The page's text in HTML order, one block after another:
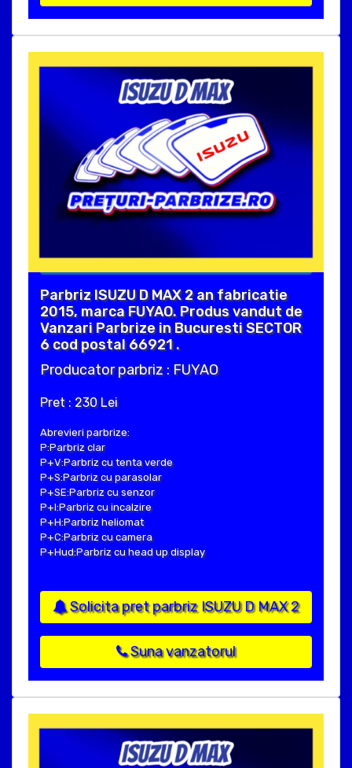
Parbriz ISUZU D MAX 2 an fabricatie
2015, marca FUYAO. Produs vandut de
Vanzari Parbrize in Bucuresti SECTOR
6 cod postal 66921 .
Producator parbriz : FUYAO
Pret : 230 Lei
Abrevieri parbrize:
P:Parbriz clar
P+V:Parbriz cu tenta verde
P+S:Parbriz cu parasolar
P+SE:Parbriz cu senzor
P+I:Parbriz cu incalzire
P+H:Parbriz heliomat
P+C:Parbriz cu camera
P+Hud:Parbriz cu head up display
Solicita pret parbriz ISUZU D MAX 2
Suna vanzatorul